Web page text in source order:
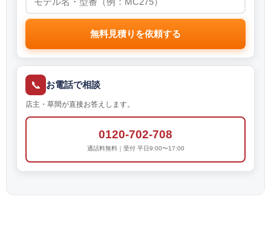
無料見積りを依頼する
📞 お電話で相談
店主・草間が直接お答えします。
0120-702-708
通話料無料｜受付 平日9:00〜17:00